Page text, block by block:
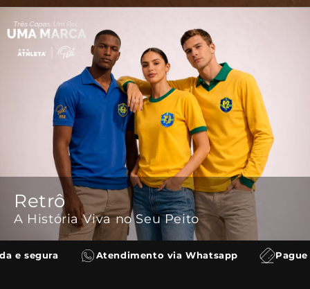
Retrô
A História Viva no Seu Peito
segura Atendimento via Whatsapp Pague